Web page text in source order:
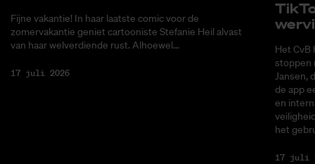
Fijne vakantie! In haar laatste comic voor de
zomervakantie geniet cartooniste Stefanie Heil alvast
van haar welverdiende rust. Alhoewel...
17 juli 2026
Het CvB
stoppen
Jansen,
de app
en
het
17 juli